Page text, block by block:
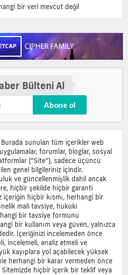
bir veri mevcut değil
Bülteni Al
Abone ol
Burada sunulan tüm içerikler web
forumlar, bloglar, sosyal
(“Site”), sadece üçüncü
genel bilgileriniz içindir.
ve güncellenmişlik dahil ancak
hiçbir şekilde hiçbir garanti
içeriğin hiçbir kısmı, herhangi bir
mali tavsiye, hukuki
bir tavsiye formunu
bir kullanım veya güven, yalnızca
İçeriğinizi incelemeden önce
incelemeli, analiz etmeli ve
kayıplara yol açabilecek yüksek
herhangi bir karar vermeden önce
Sitemizde hiçbir içerik bir teklif veya